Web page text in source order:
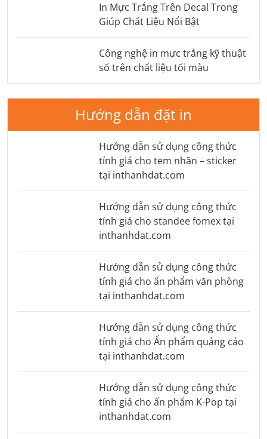
In Mực Trắng Trên Decal Trong
Giúp Chất Liệu Nổi Bật
Công nghệ in mực trắng kỹ thuật
số trên chất liệu tối màu
Hướng dẫn đặt in
Hướng dẫn sử dụng công thức
tính giá cho tem nhãn – sticker
tại inthanhdat.com
Hướng dẫn sử dụng công thức
tính giá cho standee fomex tại
inthanhdat.com
Hướng dẫn sử dụng công thức
tính giá cho ấn phẩm văn phòng
tại inthanhdat.com
Hướng dẫn sử dụng công thức
tính giá cho Ấn phẩm quảng cáo
tại inthanhdat.com
Hướng dẫn sử dụng công thức
tính giá cho ấn phẩm K-Pop tại
inthanhdat.com